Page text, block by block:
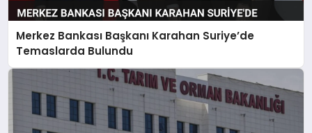
Merkez Bankası Başkanı Karahan Suriye’de
Temaslarda Bulundu